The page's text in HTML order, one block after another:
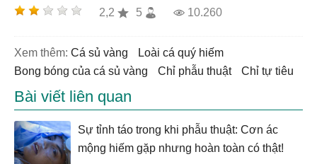
2,2 5 10.260
Xem thêm: cá sủ vàng
loài cá quý hiếm
bong bóng của cá sủ vàng
chỉ phẫu thuật chỉ tự tiêu
Bài viết liên quan
Sự tỉnh táo trong khi phẫu thuật: Cơn ác
mộng hiếm gặp nhưng hoàn toàn có thật!